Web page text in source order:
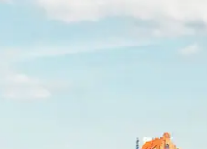
en omlaag, óf door te